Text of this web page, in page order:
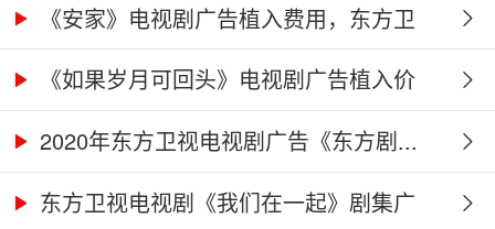
《安家》电视剧广告植入费用，东方卫
视...《如果岁月可回头》电视剧广告植入价
格...2020年东方卫视电视剧广告《东方剧...
东方卫视电视剧《我们在一起》剧集广